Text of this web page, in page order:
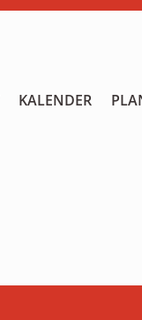
KALENDER